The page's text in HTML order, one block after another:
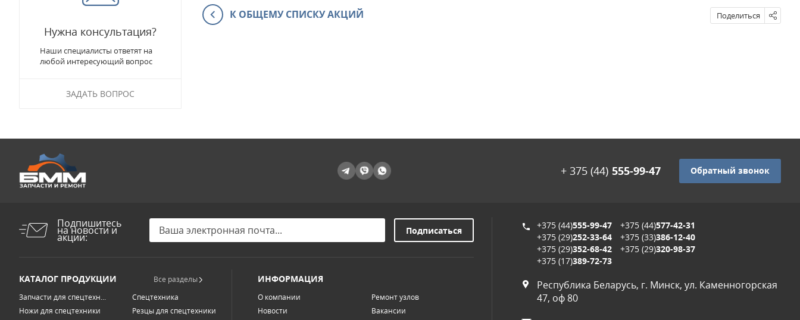
Нужна консультация?
Наши специалисты ответят на
любой интересующий вопрос
ЗАДАТЬ ВОПРОС
К ОБЩЕМУ СПИСКУ АКЦИЙ Поделиться
+ 375 (44) 555-99-47 Обратный звонок
Подпишитесь
на новости и
акции:
КАТАЛОГ ПРОДУКЦИИ
Все разделы
Запчасти для спецтехн...
Спецтехника
Ножи для спецтехники
Резцы для спецтехники
ИНФОРМАЦИЯ
О компании
Ремонт узлов
Новости
Вакансии
+375 (44)555-99-47 +375 (44)577-42-31
+375 (29)252-33-64 +375 (33)386-12-40
+375 (29)352-68-42 +375 (29)320-98-37
+375 (17)389-72-73
Республика Беларусь, г. Минск, ул. Каменногорская
47, оф 80